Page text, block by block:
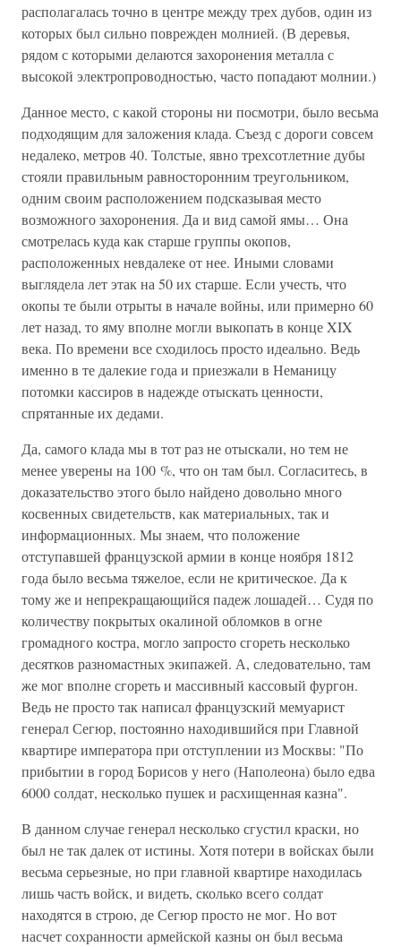
располагалась точно в центре между трех дубов, один из
которых был сильно поврежден молнией. (В деревья,
рядом с которыми делаются захоронения металла с
высокой электропроводностью, часто попадают молнии.)
Данное место, с какой стороны ни посмотри, было весьма
подходящим для заложения клада. Съезд с дороги совсем
недалеко, метров 40. Толстые, явно трехсотлетние дубы
стояли правильным равносторонним треугольником,
одним своим расположением подсказывая место
возможного захоронения. Да и вид самой ямы… Она
смотрелась куда как старше группы окопов,
расположенных невдалеке от нее. Иными словами
выглядела лет этак на 50 их старше. Если учесть, что
окопы те были отрыты в начале войны, или примерно 60
лет назад, то яму вполне могли выкопать в конце XIX
века. По времени все сходилось просто идеально. Ведь
именно в те далекие года и приезжали в Неманицу
потомки кассиров в надежде отыскать ценности,
спрятанные их дедами.
Да, самого клада мы в тот раз не отыскали, но тем не
менее уверены на 100 %, что он там был. Согласитесь, в
доказательство этого было найдено довольно много
косвенных свидетельств, как материальных, так и
информационных. Мы знаем, что положение
отступавшей французской армии в конце ноября 1812
года было весьма тяжелое, если не критическое. Да к
тому же и непрекращающийся падеж лошадей… Судя по
количеству покрытых окалиной обломков в огне
громадного костра, могло запросто сгореть несколько
десятков разномастных экипажей. А, следовательно, там
же мог вполне сгореть и массивный кассовый фургон.
Ведь не просто так написал французский мемуарист
генерал Сегюр, постоянно находившийся при Главной
квартире императора при отступлении из Москвы: "По
прибытии в город Борисов у него (Наполеона) было едва
6000 солдат, несколько пушек и расхищенная казна".
В данном случае генерал несколько сгустил краски, но
был не так далек от истины. Хотя потери в войсках были
весьма серьезные, но при главной квартире находилась
лишь часть войск, и видеть, сколько всего солдат
находятся в строю, де Сегюр просто не мог. Но вот
насчет сохранности армейской казны он был весьма